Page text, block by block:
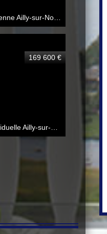
Maison ancienne Ailly-sur-Noye
169 600 €